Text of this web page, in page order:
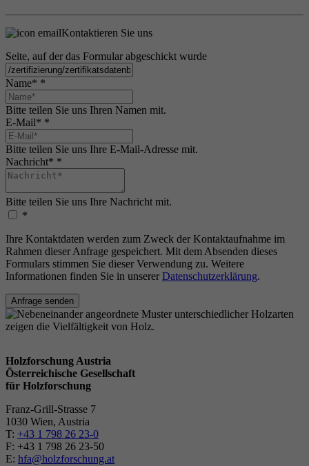
Kontaktieren Sie uns
Seite, auf der das Formular abgeschickt wurde
Name* *
Bitte teilen Sie uns Ihren Namen mit.
E-Mail* *
Bitte teilen Sie uns Ihre E-Mail-Adresse mit.
Nachricht* *
Bitte teilen Sie uns Ihre Nachricht mit.
*
Ihre Kontaktdaten werden zum Zweck der Kontaktaufnahme im
Rahmen dieser Anfrage gespeichert. Mit dem Absenden dieses
Formulars stimmen Sie dieser Verwendung zu. Weitere
Informationen finden Sie in unserer Datenschutzerklärung.
Anfrage senden
Holzforschung Austria
Österreichische Gesellschaft
für Holzforschung
Franz-Grill-Strasse 7
1030 Wien, Austria
T: +43 1 798 26 23-0
​​F: +43 1 798 26 23-50
E: hfa@holzforschung.at